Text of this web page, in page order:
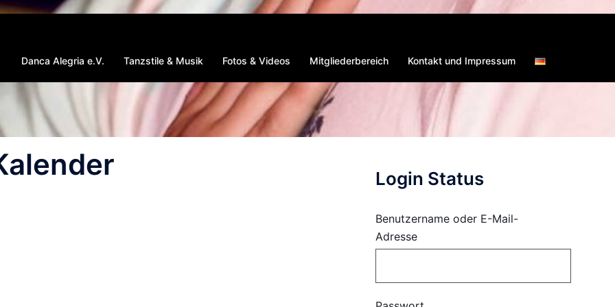
Danca Alegria e.V. Tanzstile & Musik Fotos & Videos Mitgliederbereich Kontakt und Impressum
Login Status
Benutzername oder E-Mail-
Adresse